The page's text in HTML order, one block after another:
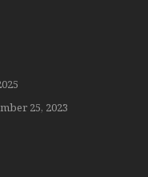
25, 2023